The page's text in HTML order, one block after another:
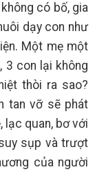
có bố, gia
dạy con như
Một mẹ một
3 con lại không
thòi ra sao?
tan vỡ sẽ phát
lạc quan, bơ với
sụp và trượt
của người